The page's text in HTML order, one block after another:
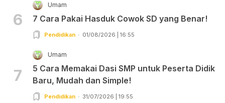
6
Umam
7 Cara Pakai Hasduk Cowok SD yang Benar!
Pendidikan 01/08/2026 | 16:55
7
Umam
5 Cara Memakai Dasi SMP untuk Peserta Didik
Baru, Mudah dan Simple!
Pendidikan 31/07/2026 | 19:55